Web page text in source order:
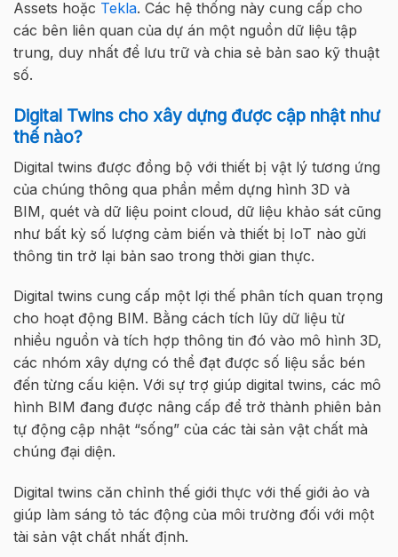
Assets hoặc Tekla. Các hệ thống này cung cấp cho
các bên liên quan của dự án một nguồn dữ liệu tập
trung, duy nhất để lưu trữ và chia sẻ bản sao kỹ thuật
số.
Digital Twins cho xây dựng được cập nhật như
thế nào?
Digital twins được đồng bộ với thiết bị vật lý tương ứng
của chúng thông qua phần mềm dựng hình 3D và
BIM, quét và dữ liệu point cloud, dữ liệu khảo sát cũng
như bất kỳ số lượng cảm biến và thiết bị IoT nào gửi
thông tin trở lại bản sao trong thời gian thực.
Digital twins cung cấp một lợi thế phân tích quan trọng
cho hoạt động BIM. Bằng cách tích lũy dữ liệu từ
nhiều nguồn và tích hợp thông tin đó vào mô hình 3D,
các nhóm xây dựng có thể đạt được số liệu sắc bén
đến từng cấu kiện. Với sự trợ giúp digital twins, các mô
hình BIM đang được nâng cấp để trở thành phiên bản
tự động cập nhật “sống” của các tài sản vật chất mà
chúng đại diện.
Digital twins căn chỉnh thế giới thực với thế giới ảo và
giúp làm sáng tỏ tác động của môi trường đối với một
tài sản vật chất nhất định.